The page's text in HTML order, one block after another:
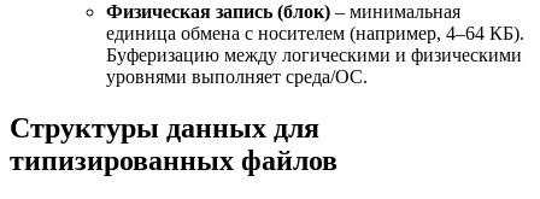
Физическая запись (блок) – минимальная
единица обмена с носителем (например, 4–64 КБ).
Буферизацию между логическими и физическими
уровнями выполняет среда/ОС.
Структуры данных для
типизированных файлов